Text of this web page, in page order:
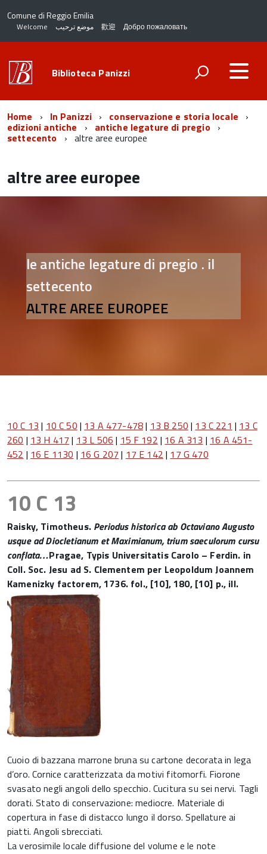
Comune di Reggio Emilia
Welcome موضع ترحيب 歡迎 Добро пожаловать
Biblioteca Panizzi
Home In Panizzi conservazione e storia locale
edizioni antiche antiche legature di pregio
settecento altre aree europee
altre aree europee
le antiche legature di pregio . il
settecento
ALTRE AREE EUROPEE
10 C 13 | 10 C 50 | 13 A 477-478| 13 B 250 | 13 C 221 | 13 C
260 | 13 H 417 | 13 L 506 | 15 F 192 | 16 A 313 | 16 A 451-
452 | 16 E 1130 | 16 G 207 | 17 E 142 | 17 G 470
10 C 13
Raisky, Timotheus. Periodus historica ab Octaviano Augusto
usque ad Diocletianum et Maximianum, trium saeculorum cursu
conflata…Pragae, Typis Universitatis Carolo – Ferdin. in
Coll. Soc. Jesu ad S. Clementem per Leopoldum Joannem
Kamenizky factorem, 1736. fol., [10], 180, [10] p., ill.
Cuoio di bazzana marrone bruna su cartone decorata in lega
d’oro. Cornice caratterizzata da motivi fitomorfi. Fiorone
svasato negli angoli dello specchio. Cucitura su sei nervi. Tagli
dorati. Stato di conservazione: mediocre. Materiale di
copertura in fase di distacco lungo il dorso. Spellature ai
piatti. Angoli sbrecciati.
La verosimile locale diffusione del volume e le note